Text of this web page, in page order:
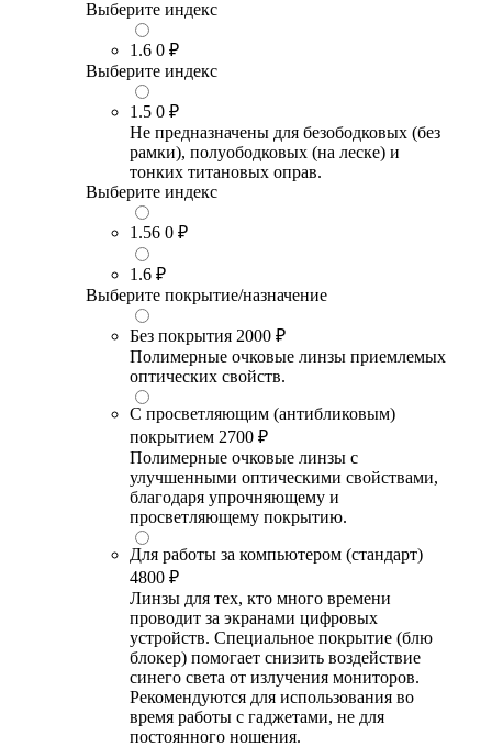
Выберите индекс
1.6 0 ₽
Выберите индекс
1.5 0 ₽
Не предназначены для безободковых (без
рамки), полуободковых (на леске) и
тонких титановых оправ.
Выберите индекс
1.56 0 ₽
1.6 ₽
Выберите покрытие/назначение
Без покрытия 2000 ₽
Полимерные очковые линзы приемлемых
оптических свойств.
С просветляющим (антибликовым)
покрытием 2700 ₽
Полимерные очковые линзы с
улучшенными оптическими свойствами,
благодаря упрочняющему и
просветляющему покрытию.
Для работы за компьютером (стандарт)
4800 ₽
Линзы для тех, кто много времени
проводит за экранами цифровых
устройств. Специальное покрытие (блю
блокер) помогает снизить воздействие
синего света от излучения мониторов.
Рекомендуются для использования во
время работы с гаджетами, не для
постоянного ношения.